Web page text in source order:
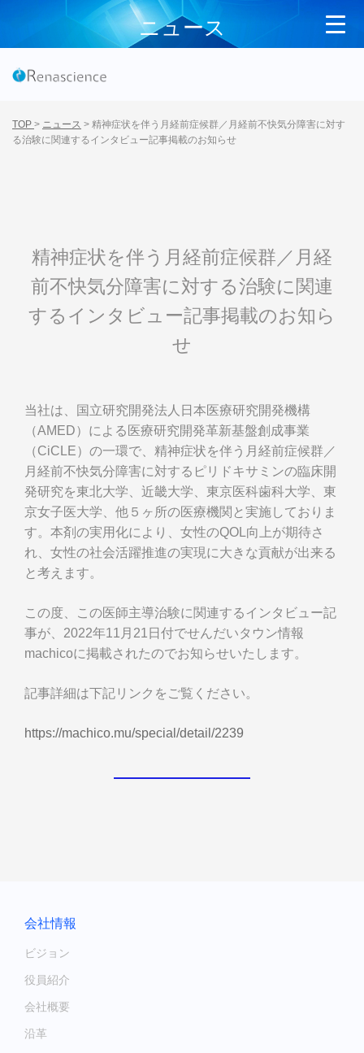
ニュース
TOP > ニュース > 精神症状を伴う月経前症候群／月経前不快気分障害に対す
る治験に関連するインタビュー記事掲載のお知らせ
精神症状を伴う月経前症候群／月経
前不快気分障害に対する治験に関連
するインタビュー記事掲載のお知ら
せ
当社は、国立研究開発法人日本医療研究開発機構
（AMED）による医療研究開発革新基盤創成事業
（CiCLE）の一環で、精神症状を伴う月経前症候群／
月経前不快気分障害に対するピリドキサミンの臨床開
発研究を東北大学、近畿大学、東京医科歯科大学、東
京女子医大学、他５ヶ所の医療機関と実施しておりま
す。本剤の実用化により、女性のQOL向上が期待さ
れ、女性の社会活躍推進の実現に大きな貢献が出来る
と考えます。
この度、この医師主導治験に関連するインタビュー記
事が、2022年11月21日付でせんだいタウン情報
machicoに掲載されたのでお知らせいたします。
記事詳細は下記リンクをご覧ください。
https://machico.mu/special/detail/2239
会社情報
ビジョン
役員紹介
会社概要
沿革